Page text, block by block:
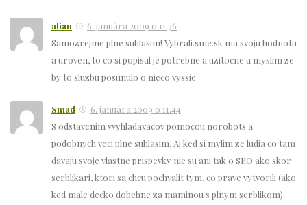
alian
6. januára 2009 o 11.36
Samozrejme plne suhlasim! Vybrali.sme.sk ma svoju hodnotu
a uroven, to co si popisal je potrebne a uzitocne a myslim ze
by to sluzbu posunulo o nieco vyssie
Smad
6. januára 2009 o 11.44
S odstavenim vvyhladavacov pomocou norobots a
podobnych veci plne suhlasim. Aj ked si mylim ze ludia co tam
davaju svoje vlastne prispevky nie su ani tak o SEO ako skor
serblikari, ktori sa chcu pochvalit tym, co prave vytvorili (ako
ked male decko dobehne za maminou s plnym serblikom).